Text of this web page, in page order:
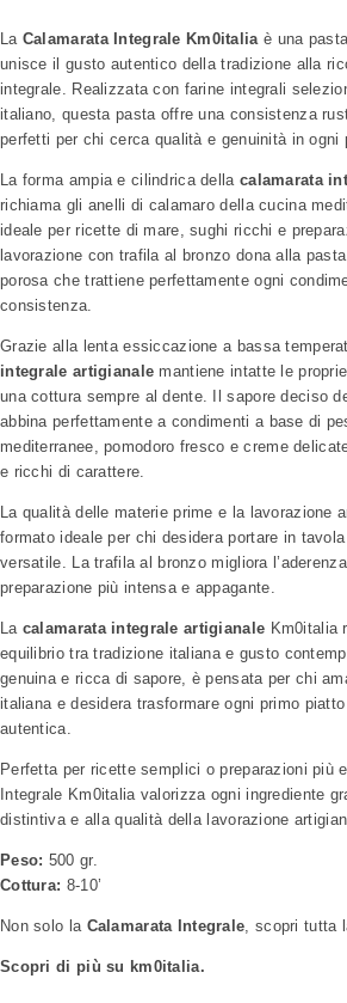
La Calamarata Integrale Km0italia è una
unisce il gusto autentico della tradizione alla
integrale. Realizzata con farine integrali
italiano, questa pasta offre una consistenza
perfetti per chi cerca qualità e genuinità in ogni
La forma ampia e cilindrica della calamarata
richiama gli anelli di calamaro della cucina
ideale per ricette di mare, sughi ricchi e
lavorazione con trafila al bronzo dona alla
porosa che trattiene perfettamente ogni
consistenza.
Grazie alla lenta essiccazione a bassa
integrale artigianale mantiene intatte le
una cottura sempre al dente. Il sapore deciso
abbina perfettamente a condimenti a base di
mediterranee, pomodoro fresco e creme
e ricchi di carattere.
La qualità delle materie prime e la lavorazione
formato ideale per chi desidera portare in
versatile. La trafila al bronzo migliora
preparazione più intensa e appagante.
La calamarata integrale artigianale Km0italia
equilibrio tra tradizione italiana e gusto
genuina e ricca di sapore, è pensata per chi
italiana e desidera trasformare ogni primo
autentica.
Perfetta per ricette semplici o preparazioni più
Integrale Km0italia valorizza ogni ingrediente
distintiva e alla qualità della lavorazione
Peso: 500 gr.
Cottura: 8-10’
Non solo la Calamarata Integrale , scopri tutta
Scopri di più su km0italia.